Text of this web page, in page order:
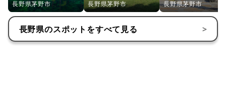
長野県茅野市 長野県茅野市 長野県茅野市
長野県のスポットをすべて見る >